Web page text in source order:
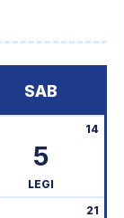
SAB
5
14
LEGI
21